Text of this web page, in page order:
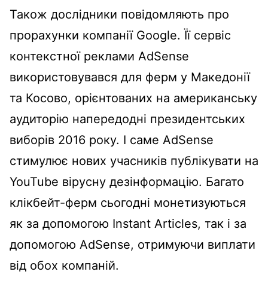
Також дослідники повідомляють про
прорахунки компанії Google. Її сервіс
контекстної реклами AdSense
використовувався для ферм у Македонії
та Косово, орієнтованих на американську
аудиторію напередодні президентських
виборів 2016 року. І саме AdSense
стимулює нових учасників публікувати на
YouTube вірусну дезінформацію. Багато
клікбейт-ферм сьогодні монетизуються
як за допомогою Instant Articles, так і за
допомогою AdSense, отримуючи виплати
від обох компаній.